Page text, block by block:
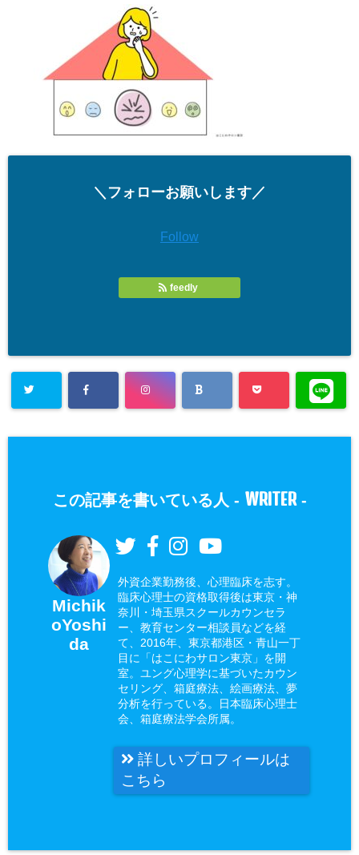
＼フォローお願いします／
Follow
feedly
この記事を書いている人 - WRITER-
Michik
oYoshi
da
外資企業勤務後、心理臨床を志す。
臨床心理士の資格取得後は東京・神
奈川・埼玉県スクールカウンセラ
ー、教育センター相談員などを経
て、2016年、東京都港区・青山一丁
目に「はこにわサロン東京」を開
室。ユング心理学に基づいたカウン
セリング、箱庭療法、絵画療法、夢
分析を行っている。日本臨床心理士
会、箱庭療法学会所属。
詳しいプロフィールは
こちら